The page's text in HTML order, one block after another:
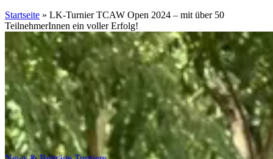
Startseite » LK-Turnier TCAW Open 2024 – mit über 50
TeilnehmerInnen ein voller Erfolg!